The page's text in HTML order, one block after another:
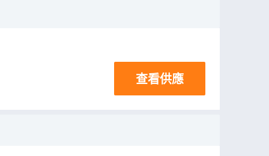
查看供應